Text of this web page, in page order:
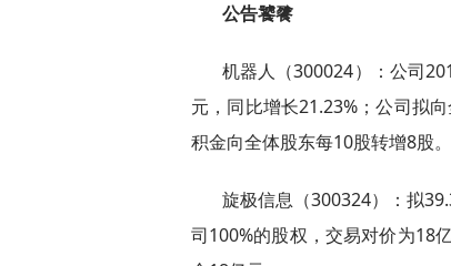
公告饕餮
机器人（300024）：公司
元，同比增长21.23%；公司拟
积金向全体股东每10股转增8股。
旋极信息（300324）：拟
司100%的股权，交易对价为18